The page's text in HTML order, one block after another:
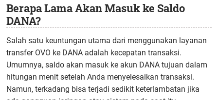
Berapa Lama Akan Masuk ke Saldo
DANA?
Salah satu keuntungan utama dari menggunakan layanan
transfer OVO ke DANA adalah kecepatan transaksi.
Umumnya, saldo akan masuk ke akun DANA tujuan dalam
hitungan menit setelah Anda menyelesaikan transaksi.
Namun, terkadang bisa terjadi sedikit keterlambatan jika